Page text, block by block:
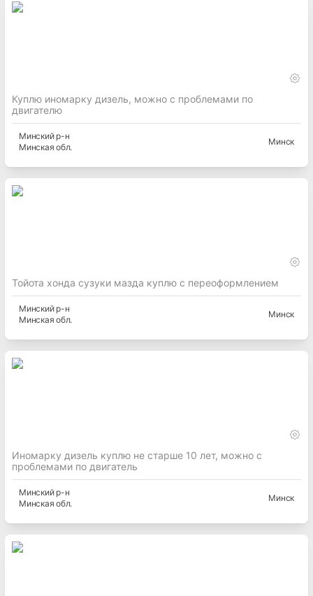
Куплю иномарку дизель, можно с проблемами по
двигателю
Минскийр-н
Минская обл.
Минск
Тойота хонда сузуки мазда куплю с переоформлением
Минскийр-н
Минская обл.
Минск
Иномарку дизель куплю не старше 10 лет, можно с
проблемами по двигатель
Минскийр-н
Минская обл.
Минск